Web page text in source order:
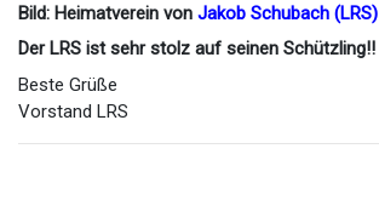
Bild: Heimatverein von Jakob Schubach (LRS)
Der LRS ist sehr stolz auf seinen Schützling!!
Beste Grüße
Vorstand LRS